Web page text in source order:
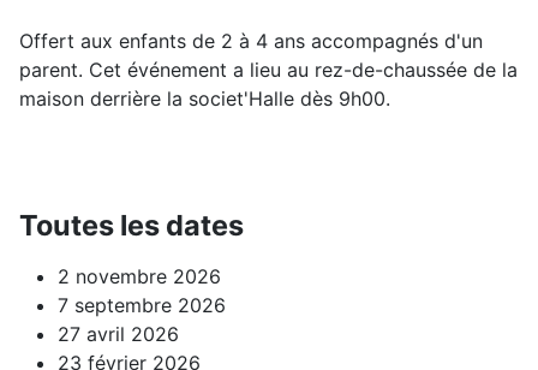
Offert aux enfants de 2 à 4 ans accompagnés d'un
parent. Cet événement a lieu au rez-de-chaussée de la
maison derrière la societ'Halle dès 9h00.
Toutes les dates
2 novembre 2026
7 septembre 2026
27 avril 2026
23 février 2026